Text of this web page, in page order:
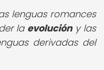
lenguas romances
la evolucióny las
derivadas del